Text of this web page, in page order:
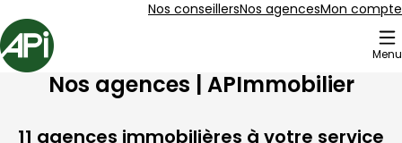
Nos conseillersNos agencesMon compte
Accueil
Menu
Nos agences | APImmobilier
11 agences immobilières à votre service